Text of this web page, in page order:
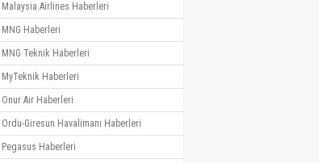
Malaysia Airlines Haberleri
MNG Haberleri
MNG Teknik Haberleri
MyTeknik Haberleri
Onur Air Haberleri
Ordu-Giresun Havalimanı Haberleri
Pegasus Haberleri